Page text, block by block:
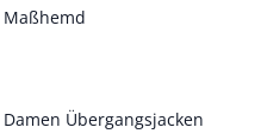
Maßhemd
Damen Übergangsjacken